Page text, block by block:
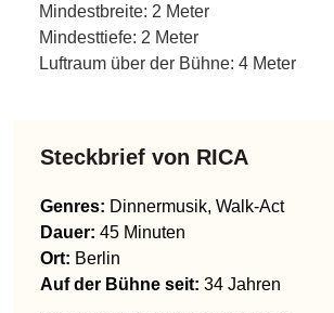
Mindestbreite: 2 Meter
Mindesttiefe: 2 Meter
Luftraum über der Bühne: 4 Meter
Steckbrief von RICA
Genres: Dinnermusik, Walk-Act
Dauer: 45 Minuten
Ort: Berlin
Auf der Bühne seit: 34 Jahren